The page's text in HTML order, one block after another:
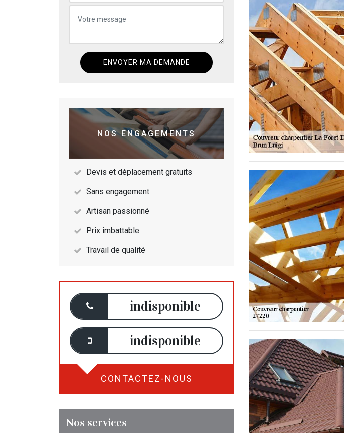
NOS ENGAGEMENTS
Devis et déplacement gratuits
Sans engagement
Artisan passionné
Prix imbattable
Travail de qualité
indisponible
indisponible
CONTACTEZ-NOUS
Nos services